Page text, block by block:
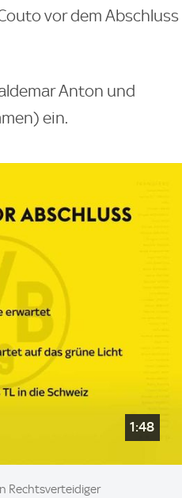
vor dem Abschluss
Anton und
ein.
1:48
Rechtsverteidiger